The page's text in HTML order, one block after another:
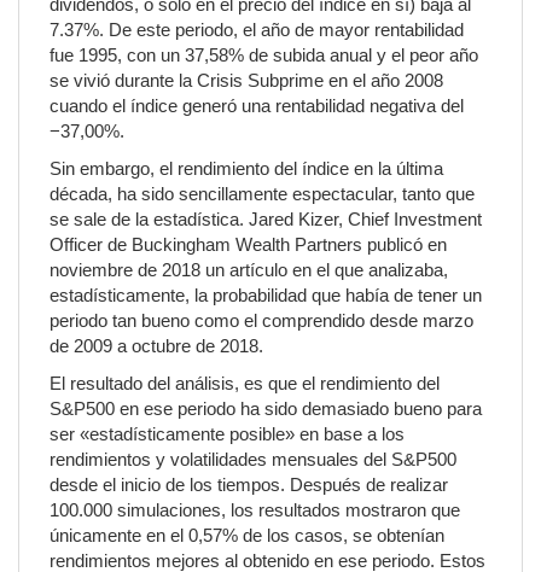
dividendos, o solo en el precio del índice en sí) baja al
7.37%. De este periodo, el año de mayor rentabilidad
fue 1995, con un 37,58% de subida anual y el peor año
se vivió durante la Crisis Subprime en el año 2008
cuando el índice generó una rentabilidad negativa del
−37,00%.
Sin embargo, el rendimiento del índice en la última
década, ha sido sencillamente espectacular, tanto que
se sale de la estadística. Jared Kizer, Chief Investment
Officer de Buckingham Wealth Partners publicó en
noviembre de 2018 un artículo en el que analizaba,
estadísticamente, la probabilidad que había de tener un
periodo tan bueno como el comprendido desde marzo
de 2009 a octubre de 2018.
El resultado del análisis, es que el rendimiento del
S&P500 en ese periodo ha sido demasiado bueno para
ser «estadísticamente posible» en base a los
rendimientos y volatilidades mensuales del S&P500
desde el inicio de los tiempos. Después de realizar
100.000 simulaciones, los resultados mostraron que
únicamente en el 0,57% de los casos, se obtenían
rendimientos mejores al obtenido en ese periodo. Estos